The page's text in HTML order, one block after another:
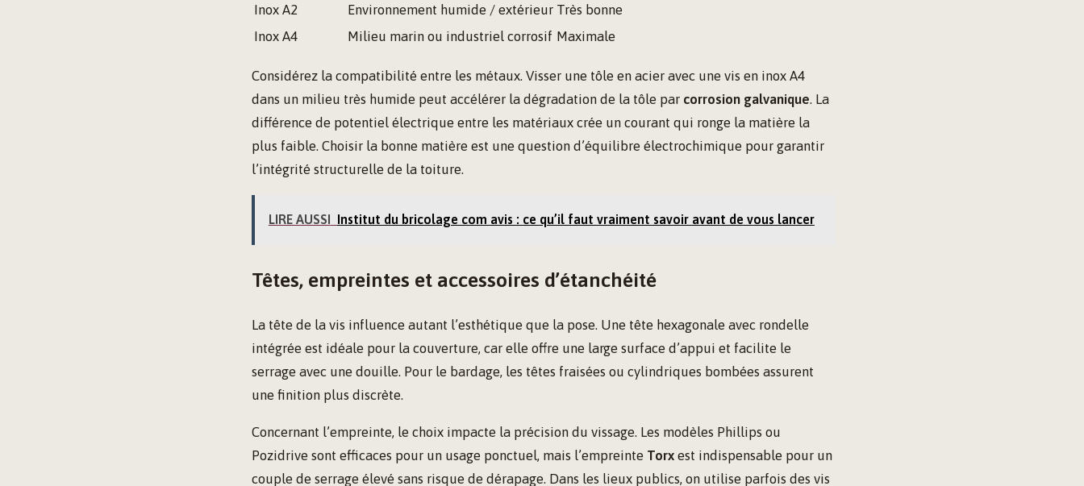
Inox A2
Environnement humide / extérieur Très bonne
Inox A4
Milieu marin ou industriel corrosif Maximale
Considérez la compatibilité entre les métaux. Visser une tôle en acier avec une vis en inox A4
dans un milieu très humide peut accélérer la dégradation de la tôle par corrosion galvanique. La
différence de potentiel électrique entre les matériaux crée un courant qui ronge la matière la
plus faible. Choisir la bonne matière est une question d’équilibre électrochimique pour garantir
l’intégrité structurelle de la toiture.
LIRE AUSSI Institut du bricolage com avis : ce qu’il faut vraiment savoir avant de vous lancer
Têtes, empreintes et accessoires d’étanchéité
La tête de la vis influence autant l’esthétique que la pose. Une tête hexagonale avec rondelle
intégrée est idéale pour la couverture, car elle offre une large surface d’appui et facilite le
serrage avec une douille. Pour le bardage, les têtes fraisées ou cylindriques bombées assurent
une finition plus discrète.
Concernant l’empreinte, le choix impacte la précision du vissage. Les modèles Phillips ou
Pozidrive sont efficaces pour un usage ponctuel, mais l’empreinte Torx est indispensable pour un
couple de serrage élevé sans risque de dérapage. Dans les lieux publics, on utilise parfois des vis